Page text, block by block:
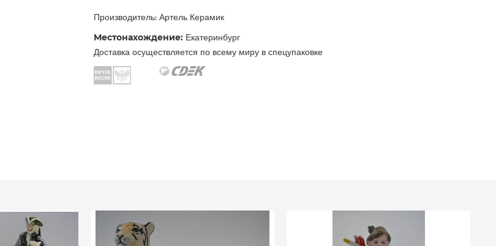
Производитель: Артель Керамик
Местонахождение: Екатеринбург
Доставка осуществляется по всему миру в спецупаковке